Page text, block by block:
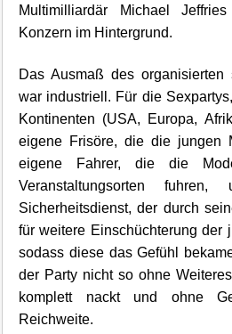
Multimilliardär Michael
Konzern im Hintergrund.
Das Ausmaß des organisierten
war industriell. Für die
Kontinenten (USA, Europa,
eigene Frisöre, die die jungen
eigene Fahrer, die die
Veranstaltungsorten
Sicherheitsdienst, der durch
für weitere Einschüchterung der
sodass diese das Gefühl
der Party nicht so ohne
komplett nackt und ohne
Reichweite.